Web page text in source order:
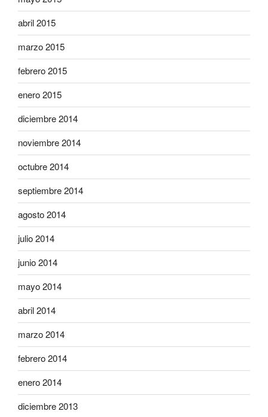
abril 2015
marzo 2015
febrero 2015
enero 2015
diciembre 2014
noviembre 2014
octubre 2014
septiembre 2014
agosto 2014
julio 2014
junio 2014
mayo 2014
abril 2014
marzo 2014
febrero 2014
enero 2014
diciembre 2013